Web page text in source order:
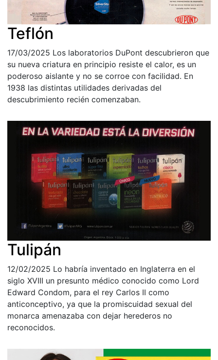
Teflón
17/03/2025 Los laboratorios DuPont descubrieron que
su nueva criatura en principio resiste el calor, es un
poderoso aislante y no se corroe con facilidad. En
1938 las distintas utilidades derivadas del
descubrimiento recién comenzaban.
Tulipán
12/02/2025 Lo habría inventado en Inglaterra en el
siglo XVIII un presunto médico conocido como Lord
Edward Condom, para el rey Carlos II como
anticonceptivo, ya que la promiscuidad sexual del
monarca amenazaba con dejar herederos no
reconocidos.